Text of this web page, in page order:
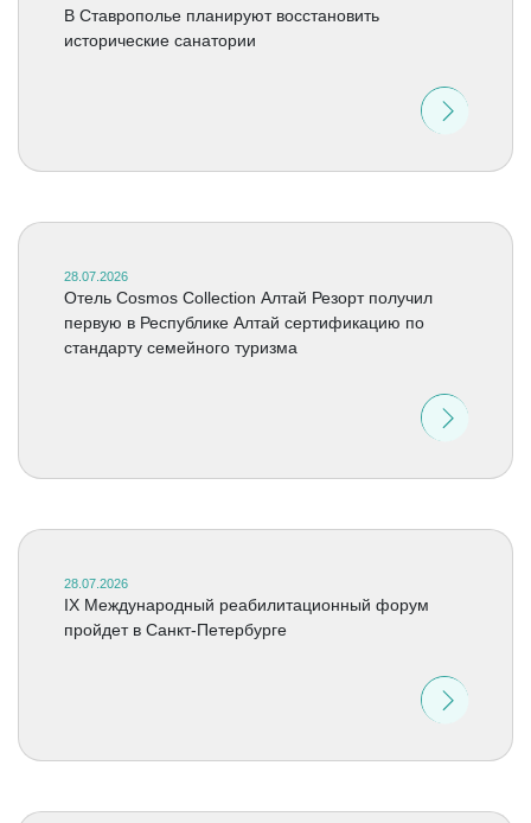
В Ставрополье планируют восстановить
исторические санатории
28.07.2026
Отель Cosmos Collection Алтай Резорт получил
первую в Республике Алтай сертификацию по
стандарту семейного туризма
28.07.2026
IX Международный реабилитационный форум
пройдет в Санкт-Петербурге